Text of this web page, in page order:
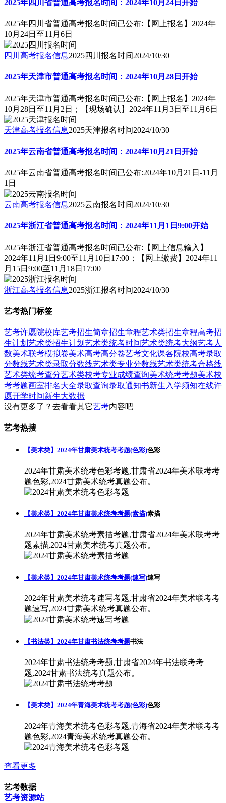
2025年四川省普通高考报名时间：2024年10月24日开始
2025年四川省普通高考报名时间已公布:【网上报名】2024年
10月24日至11月6日
四川高考报名信息2025四川报名时间2024/10/30
2025年天津市普通高考报名时间：2024年10月28日开始
2025年天津市普通高考报名时间已公布:【网上报名】2024年
10月28日至11月2日；【现场确认】2024年11月3日至11月6日
天津高考报名信息2025天津报名时间2024/10/30
2025年云南省普通高考报名时间：2024年10月21日开始
2025年云南省普通高考报名时间已公布:2024年10月21日-11月
1日
云南高考报名信息2025云南报名时间2024/10/30
2025年浙江省普通高考报名时间：2024年11月1日9:00开始
2025年浙江省普通高考报名时间已公布:【网上信息输入】
2024年11月1日9:00至11月10日17:00；【网上缴费】2024年11
月15日9:00至11月18日17:00
浙江高考报名信息2025浙江报名时间2024/10/30
艺考热门标签
艺考许愿院校库艺考招生简章招生章程艺术类招生章程高考招
生计划 艺术类招生计划 艺术类统考时间艺术类统考大纲艺考人
数美术联考模拟卷美术高考高分卷艺考文化课各院校高考录取
分数线艺术类录取分数线艺术类专业分数线艺术类统考合格线
艺术类统考查分艺术类校考专业成绩查询美术统考考题美术校
考考题画室排名大全录取查询录取通知书新生入学须知在线许
愿开学时间新生大数据
没有更多了？去看看其它艺考内容吧
艺考热搜
【美术类】2024年甘肃美术统考考题(色彩)色彩
2024年甘肃美术统考色彩考题,甘肃省2024年美术联考考
题色彩,2024甘肃美术统考真题公布。
【美术类】2024年甘肃美术统考考题(素描)素描
2024年甘肃美术统考素描考题,甘肃省2024年美术联考考
题素描,2024甘肃美术统考真题公布。
【美术类】2024年甘肃美术统考考题(速写)速写
2024年甘肃美术统考速写考题,甘肃省2024年美术联考考
题速写,2024甘肃美术统考真题公布。
【书法类】2024年甘肃书法统考考题书法
2024年甘肃书法统考考题,甘肃省2024年书法联考考
题,2024甘肃书法统考真题公布。
【美术类】2024年青海美术统考考题(色彩)色彩
2024年青海美术统考色彩考题,青海省2024年美术联考考
题色彩,2024青海美术统考真题公布。
查看更多
艺考数据
艺考资源站